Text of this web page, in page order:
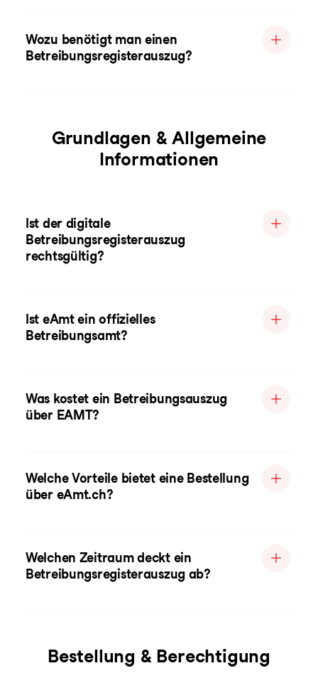
Wozu benötigt man einen
Betreibungsregisterauszug?
Grundlagen & Allgemeine
Informationen
Ist der digitale
Betreibungsregisterauszug
rechtsgültig?
Ist eAmt ein offizielles
Betreibungsamt?
Was kostet ein Betreibungsauszug
über EAMT?
Welche Vorteile bietet eine Bestellung
über eAmt.ch?
Welchen Zeitraum deckt ein
Betreibungsregisterauszug ab?
Bestellung & Berechtigung